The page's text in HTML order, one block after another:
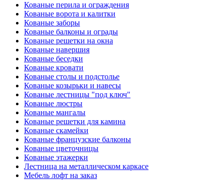
Кованые перила и ограждения
Кованые ворота и калитки
Кованые заборы
Кованые балконы и ограды
Кованые решетки на окна
Кованые навершия
Кованые беседки
Кованые кровати
Кованые столы и подстолье
Кованые козырьки и навесы
Кованые лестницы "под ключ"
Кованые люстры
Кованые мангалы
Кованые решетки для камина
Кованые скамейки
Кованые французские балконы
Кованые цветочницы
Кованые этажерки
Лестница на металлическом каркасе
Мебель лофт на заказ